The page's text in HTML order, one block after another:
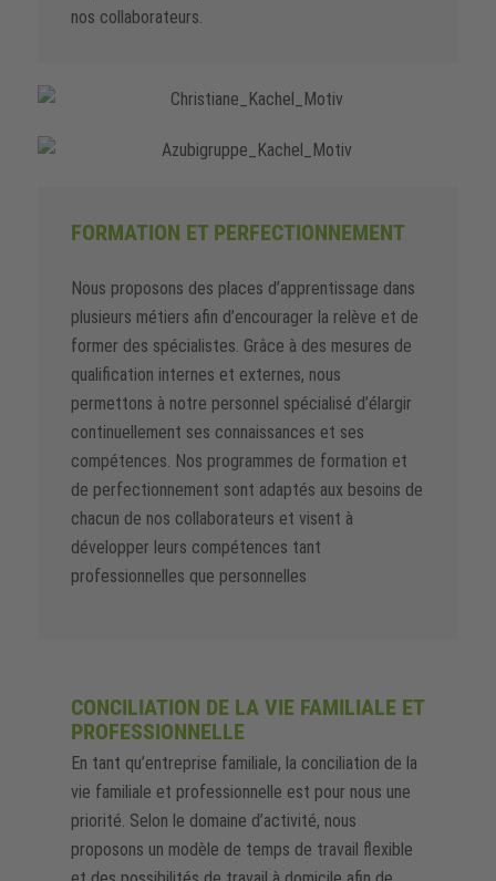
nos collaborateurs.
FORMATION ET PERFECTIONNEMENT
Nous proposons des places d’apprentissage dans
plusieurs métiers afin d’encourager la relève et de
former des spécialistes. Grâce à des mesures de
qualification internes et externes, nous
permettons à notre personnel spécialisé d’élargir
continuellement ses connaissances et ses
compétences. Nos programmes de formation et
de perfectionnement sont adaptés aux besoins de
chacun de nos collaborateurs et visent à
développer leurs compétences tant
professionnelles que personnelles
CONCILIATION DE LA VIE FAMILIALE ET
PROFESSIONNELLE
En tant qu’entreprise familiale, la conciliation de la
vie familiale et professionnelle est pour nous une
priorité. Selon le domaine d’activité, nous
proposons un modèle de temps de travail flexible